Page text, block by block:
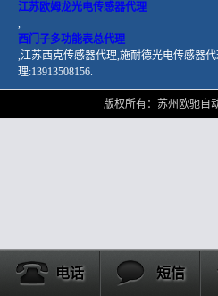
江苏欧姆龙光电传感器代理
,
西门子多功能表总代理
,江苏西克传感器代理,施耐德光电传感器
理:13913508156.
版权所有：苏州欧驰自
电话 短信